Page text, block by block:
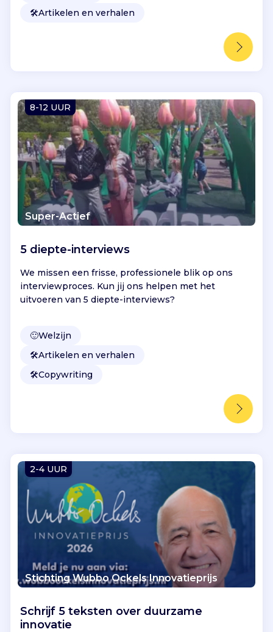
🛠️Artikelen en verhalen
8-12 UUR
Super-Actief
5 diepte-interviews
We missen een frisse, professionele blik op ons
interviewproces. Kun jij ons helpen met het
uitvoeren van 5 diepte-interviews?
🙂Welzijn
🛠️Artikelen en verhalen
🛠️Copywriting
2-4 UUR
Stichting Wubbo Ockels Innovatieprijs
Schrijf 5 teksten over duurzame
innovatie